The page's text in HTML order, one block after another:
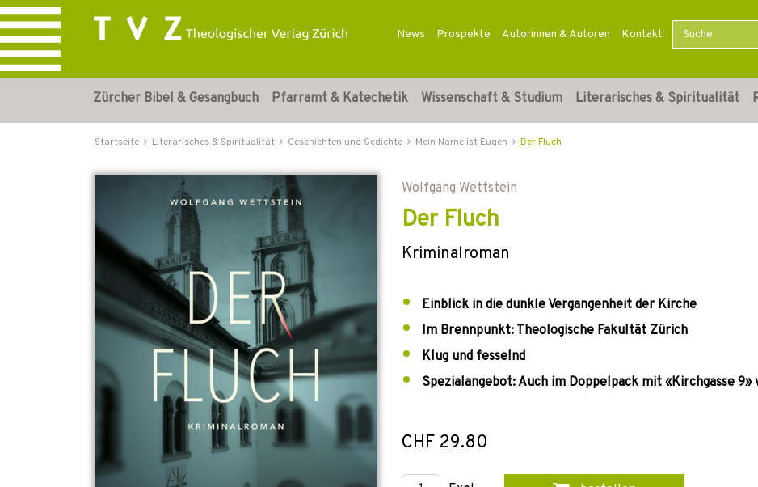
News Prospekte Autorinnen & Autoren Kontakt
Zürcher Bibel & Gesangbuch Pfarramt & Katechetik Wissenschaft & Studium Literarisches & Spiritualität
Startseite Literarisches & Spiritualität Geschichten und Gedichte Mein Name ist Eugen Der Fluch
Wolfgang Wettstein
Der Fluch
Kriminalroman
Einblick in die dunkle Vergangenheit der Kirche
Im Brennpunkt: Theologische Fakultät Zürich
Klug und fesselnd
Spezialangebot: Auch im Doppelpack mit «Kirchgasse
CHF 29.80